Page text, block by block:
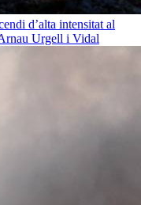
d’alta intensitat al
Urgell i Vidal